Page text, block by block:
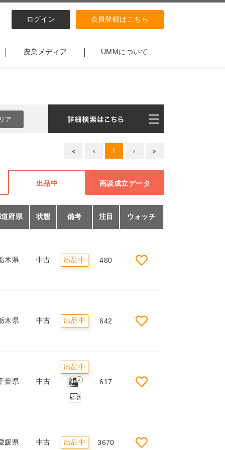
ログイン 会員登録はこちら
農業メディア UMMについて
« ‹ 1 › »
出品中 商談成立データ
府県 状態 備考 注目 ウォッチ
木県 中古 出品中 480
木県 中古 出品中 642
葉県 中古
出品中
2 617
媛県 中古 出品中 3670